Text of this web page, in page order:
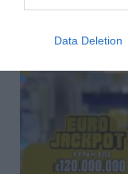
Data Deletion
08 Αυγούστου 2026